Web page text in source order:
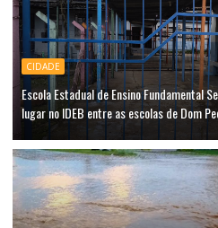
CIDADE
Escola Estadual de Ensino Fundamental
lugar no IDEB entre as escolas de Dom